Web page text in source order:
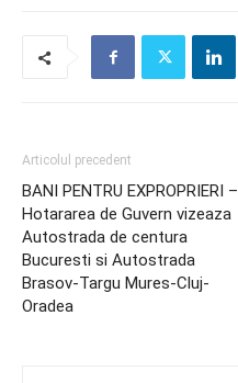
Articolul precedent
BANI PENTRU EXPROPRIERI –
Hotararea de Guvern vizeaza
Autostrada de centura
Bucuresti si Autostrada
Brasov-Targu Mures-Cluj-
Oradea